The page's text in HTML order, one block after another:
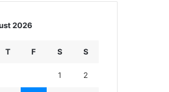
2026
T F S S
1 2